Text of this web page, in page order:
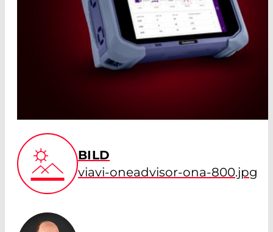
BILD
viavi-oneadvisor-ona-800.jpg